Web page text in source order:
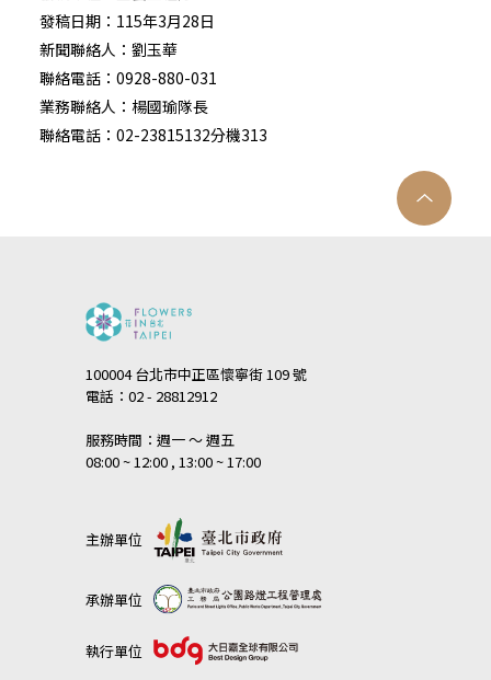
發稿日期：115年3月28日
新聞聯絡人：劉玉華
聯絡電話：0928-880-031
業務聯絡人：楊國瑜隊長
聯絡電話：02-23815132分機313
100004 台北市中正區懷寧街 109 號
電話：02 - 28812912
服務時間：週一 ～ 週五
08:00 ~ 12:00 , 13:00 ~ 17:00
主辦單位
承辦單位
執行單位